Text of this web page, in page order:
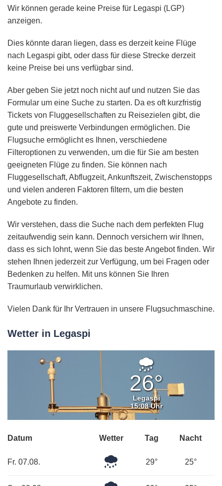
Wir können gerade keine Preise für Legaspi (LGP)
anzeigen.
Dies könnte daran liegen, dass es derzeit keine Flüge
nach Legaspi gibt, oder dass für diese Strecke derzeit
keine Preise bei uns verfügbar sind.
Aber geben Sie jetzt noch nicht auf und nutzen Sie das
Formular um eine Suche zu starten. Da es oft kurzfristig
Tickets von Fluggesellschaften zu Reisezielen gibt, die
gute und preiswerte Verbindungen ermöglichen. Die
Flugsuche ermöglicht es Ihnen, verschiedene
Filteroptionen zu verwenden, um die für Sie am besten
geeigneten Flüge zu finden. Sie können nach
Fluggesellschaft, Abflugzeit, Ankunftszeit, Zwischenstopps
und vielen anderen Faktoren filtern, um die besten
Angebote zu finden.
Wir verstehen, dass die Suche nach dem perfekten Flug
zeitaufwendig sein kann. Dennoch versichern wir Ihnen,
dass es sich lohnt, wenn Sie das beste Angebot finden. Wir
stehen Ihnen jederzeit zur Verfügung, um bei Fragen oder
Bedenken zu helfen. Mit uns können Sie Ihren
Traumurlaub verwirklichen.
Vielen Dank für Ihr Vertrauen in unsere Flugsuchmaschine.
Wetter in Legaspi
Leichter
Regen
26°
Legaspi
15:08 Uhr
Datum Wetter Tag Nacht
Fr. 07.08.
Mäßiger29° 25°